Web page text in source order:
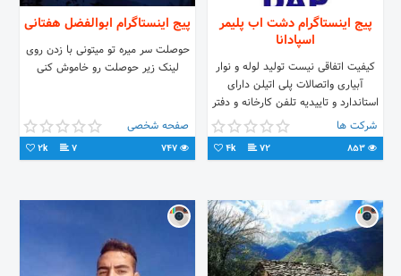
پیج اینستاگرام دشت اب پلیمر
اسپادانا
کیفیت اتفاقی نیست تولید لوله و نوار
آبیاری واتصالات پلی اتیلن دارای
استاندارد و تاییدیه تلفن کارخانه و دفتر
فروش 15 الی 03146696314
09130959201 الی 4
شرکت ها
72
4k
پیج اینستاگرام ابوالفضل هفتانی
حوصلت سر میره تو میتونی با زدن روی
لینک زیر حوصلت رو خاموش کنی
صفحه شخصی
7
2k